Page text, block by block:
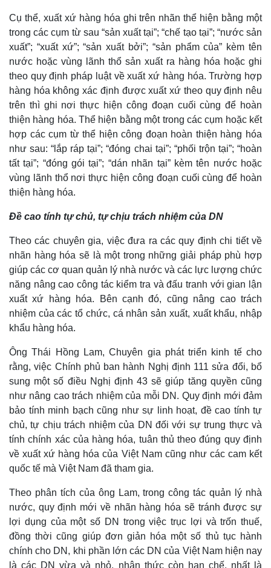
Kinh tế
Bất động sản
Khởi nghiệp
Thị trường
Giá vàng
Tiêu dùng
Tỷ giá
Chứng khoán
Giá cà phê
Pháp luật
Vụ án
Tin nóng
Quân sự - Quốc phòng
Vũ khí
Việt Nam
Cụ thể, xuất xứ hàng hóa ghi trên nhãn thể hiện bằng một
trong các cụm từ sau “sản xuất tại”; “chế tạo tại”; “nước sản
xuất”; “xuất xứ”; “sản xuất bởi”; “sản phẩm của” kèm tên
nước hoặc vùng lãnh thổ sản xuất ra hàng hóa hoặc ghi
theo quy định pháp luật về xuất xứ hàng hóa. Trường hợp
hàng hóa không xác định được xuất xứ theo quy định nêu
trên thì ghi nơi thực hiện công đoạn cuối cùng để hoàn
thiện hàng hóa. Thể hiện bằng một trong các cụm hoặc kết
hợp các cụm từ thể hiện công đoạn hoàn thiện hàng hóa
như sau: “lắp ráp tại”; “đóng chai tại”; “phối trộn tại”; “hoàn
tất tại”; “đóng gói tại”; “dán nhãn tại” kèm tên nước hoặc
vùng lãnh thổ nơi thực hiện công đoạn cuối cùng để hoàn
thiện hàng hóa.
Đề cao tính tự chủ, tự chịu trách nhiệm của DN
Theo các chuyên gia, việc đưa ra các quy định chi tiết về
nhãn hàng hóa sẽ là một trong những giải pháp phù hợp
giúp các cơ quan quản lý nhà nước và các lực lượng chức
năng nâng cao công tác kiểm tra và đấu tranh với gian lận
xuất xứ hàng hóa. Bên cạnh đó, cũng nâng cao trách
nhiệm của các tổ chức, cá nhân sản xuất, xuất khẩu, nhập
khẩu hàng hóa.
Ông Thái Hồng Lam, Chuyên gia phát triển kinh tế cho
rằng, việc Chính phủ ban hành Nghị định 111 sửa đổi, bổ
sung một số điều Nghị định 43 sẽ giúp tăng quyền cũng
như nâng cao trách nhiệm của mỗi DN. Quy định mới đảm
bảo tính minh bạch cũng như sự linh hoạt, đề cao tính tự
chủ, tự chịu trách nhiệm của DN đối với sự trung thực và
tính chính xác của hàng hóa, tuân thủ theo đúng quy định
về xuất xứ hàng hóa của Việt Nam cũng như các cam kết
quốc tế mà Việt Nam đã tham gia.
Theo phân tích của ông Lam, trong công tác quản lý nhà
nước, quy định mới về nhãn hàng hóa sẽ tránh được sự
lợi dụng của một số DN trong việc trục lợi và trốn thuế,
đồng thời cũng giúp đơn giản hóa một số thủ tục hành
chính cho DN, khi phần lớn các DN của Việt Nam hiện nay
là các DN vừa và nhỏ, nhận thức còn hạn chế, nhất là